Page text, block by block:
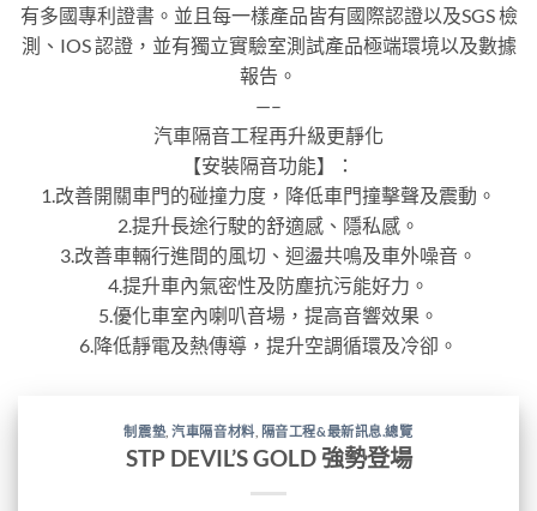
有多國專利證書。並且每一樣產品皆有國際認證以及SGS 檢
測、IOS 認證，並有獨立實驗室測試產品極端環境以及數據
報告。
—–
汽車隔音工程再升級更靜化
【安裝隔音功能】：
1.改善開關車門的碰撞力度，降低車門撞擊聲及震動。
2.提升長途行駛的舒適感、隱私感。
3.改善車輛行進間的風切、迴盪共鳴及車外噪音。
4.提升車內氣密性及防塵抗污能好力。
5.優化車室內喇叭音場，提高音響效果。
6.降低靜電及熱傳導，提升空調循環及冷卻。
制震墊,汽車隔音材料 隔音工程&最新訊息.總覽
STP DEVIL’S GOLD 強勢登場